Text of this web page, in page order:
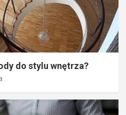
do stylu wnętrza?